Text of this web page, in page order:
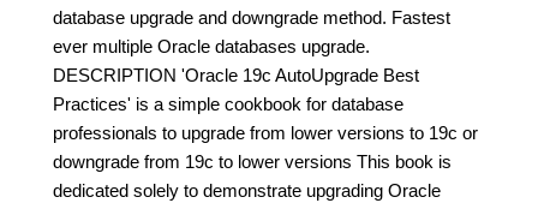
database upgrade and downgrade method. Fastest
ever multiple Oracle databases upgrade.
DESCRIPTION 'Oracle 19c AutoUpgrade Best
Practices' is a simple cookbook for database
professionals to upgrade from lower versions to 19c or
downgrade from 19c to lower versions This book is
dedicated solely to demonstrate upgrading Oracle